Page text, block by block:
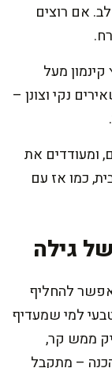
אם רוצים
מעל
נקי וצונן –
ומעודדים את
כמו אז עם
גילה
להחליף
למי שמעדיף
ממש קר,
– מתקבל